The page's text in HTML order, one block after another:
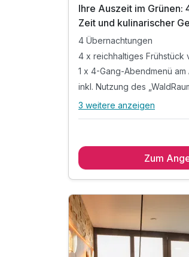
Ihre Auszeit im Grünen:
Zeit und kulinarischer
am Anreistag
4 Übernachtungen
4 x reichhaltiges Frühstück
1 x 4-Gang-Abendmenü am
inkl. Nutzung des
Alle Inklusivleistungen
4 x reichhaltiges Frühstück
1 x Begrüßungssekt am 1.
inkl. Informationsmaterial
inkl. WLAN Zugang
3 weitere anzeigen
Zum